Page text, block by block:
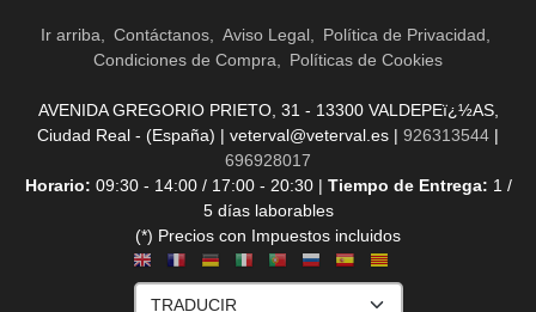
Ir arriba Contáctanos Aviso Legal
Política de Privacidad
Condiciones de Compra
Políticas de Cookies
AVENIDA GREGORIO PRIETO, 31 - 13300 VALDEPEï¿½AS,
Ciudad Real - (España) | veterval@veterval.es | 926313544 |
696928017
Horario: 09:30 - 14:00 / 17:00 - 20:30 | Tiempo de Entrega: 1 /
5 días laborables
(*) Precios con Impuestos incluidos